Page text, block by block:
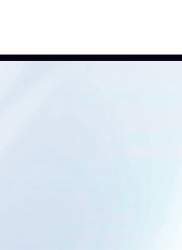
资平台